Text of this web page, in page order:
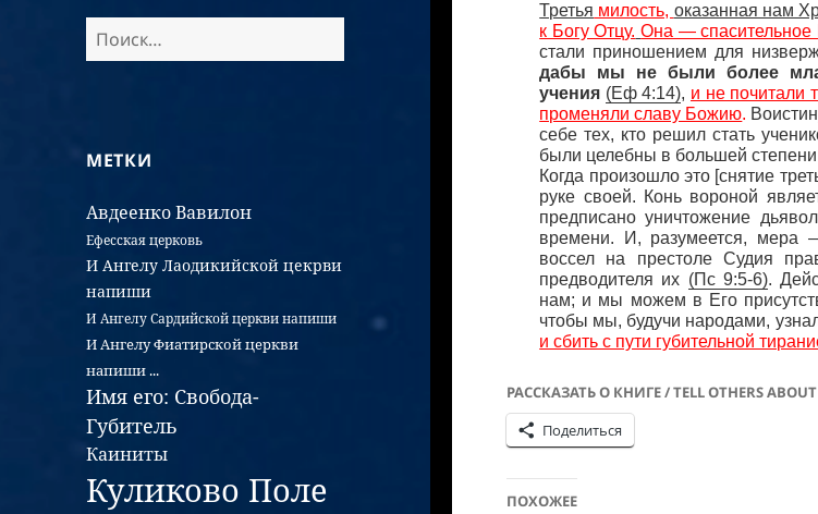
МЕТКИ
АвдеенкоВавилон
Ефесская церковь
И Ангелу Лаодикийской цекрви
напиши
И Ангелу Сардийской церкви напиши
И Ангелу Фиатирской церкви
напиши ...
Имя его: Свобода-
Губитель
Каиниты
Куликово Поле
Третья милость, оказанная нам
к Богу Отцу. Она — спасительное
стали приношением для
дабы мы не были более
учения (Еф4:14), и не почитали
променяли славу Божию.
себе тех, кто решил стать
были целебны в большей
Когда произошло это [снятие
руке своей. Конь вороной
предписано уничтожение
времени. И, разумеется, мера
воссел на престоле Судия
предводителя их (Пс9:5-6).
нам; и мы можем в Его
чтобы мы, будучи народами,
и сбить с пути губительной
РАССКАЗАТЬ О КНИГЕ / TELL OTHERS
Поделиться
ПОХОЖЕЕ